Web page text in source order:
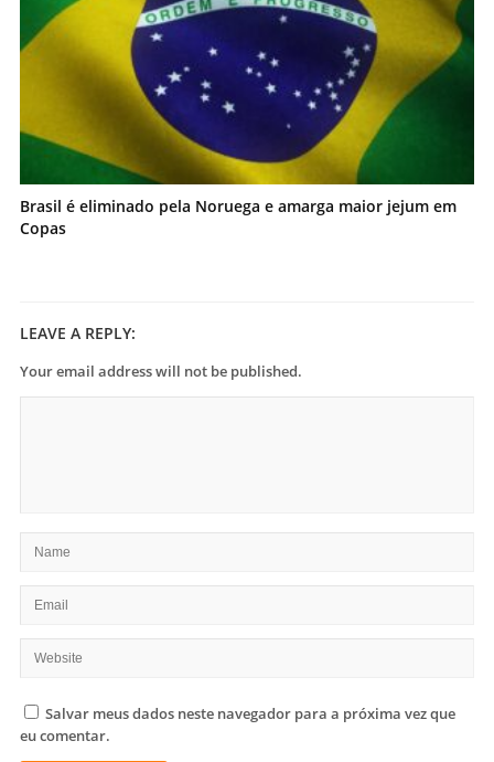
Brasil é eliminado pela Noruega e amarga maior jejum em
Copas
LEAVE A REPLY:
Your email address will not be published.
Salvar meus dados neste navegador para a próxima vez que
eu comentar.